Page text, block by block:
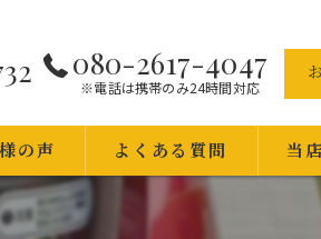
080-2617-4047
※電話は携帯のみ24時間対応
の声 よくある質問 当